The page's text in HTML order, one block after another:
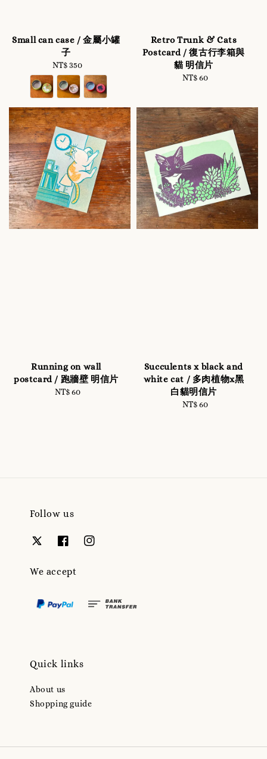
Small can case / 金屬小罐
子
Regular
price
NT$ 350
Retro Trunk & Cats
Postcard / 復古行李箱與
貓 明信片
Regular
NT$ 60
Running on wall
postcard / 跑牆壁 明信片
Regular
NT$ 60
Succulents x black and
white cat / 多肉植物x黑
白貓明信片
Regular
NT$ 60
Follow us
We accept
Quick links
About us
Shopping guide